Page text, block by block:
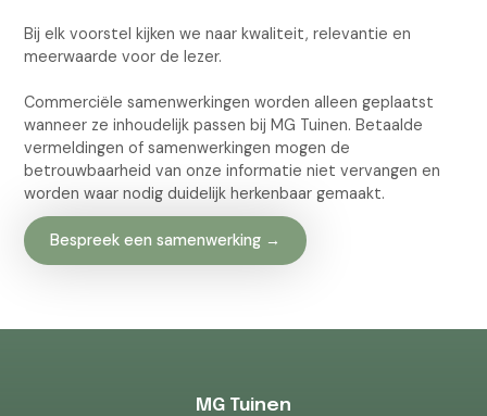
Bij elk voorstel kijken we naar kwaliteit, relevantie en
meerwaarde voor de lezer.
Commerciële samenwerkingen worden alleen geplaatst
wanneer ze inhoudelijk passen bij MG Tuinen. Betaalde
vermeldingen of samenwerkingen mogen de
betrouwbaarheid van onze informatie niet vervangen en
worden waar nodig duidelijk herkenbaar gemaakt.
Bespreek een samenwerking →
MG Tuinen